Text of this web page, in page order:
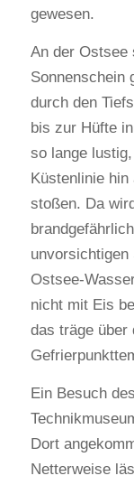
gewesen.
An der Ostsee
Sonnenschein
durch den
bis zur Hüfte
so lange
Küstenlinie
stoßen. Da
Ostsee-
nicht mit Eis
das träge über
Ein Besuch
Dort
Netterweise